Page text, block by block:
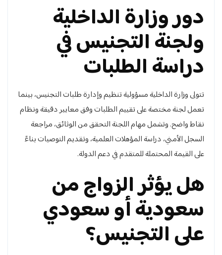
دور وزارة الداخلية
ولجنة التجنيس في
دراسة الطلبات
تتولى وزارة الداخلية مسؤولية تنظيم وإدارة طلبات التجنيس، بينما
تعمل لجنة مختصة على تقييم الطلبات وفق معايير دقيقة ونظام
نقاط واضح. وتشمل مهام اللجنة التحقق من الوثائق، مراجعة
السجل الأمني، دراسة المؤهلات العلمية، وتقديم التوصيات بناءً
على القيمة المحتملة للمتقدم في دعم الدولة.
هل يؤثر الزواج من
سعودية أو سعودي
على التجنيس؟